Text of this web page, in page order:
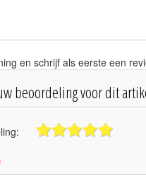
en schrijf als eerste een
beoordeling voor dit